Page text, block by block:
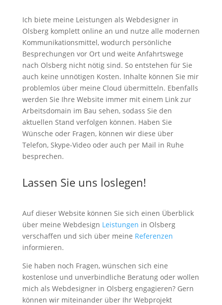
Ich biete meine Leistungen als Webdesigner in
Olsberg komplett online an und nutze alle modernen
Kommunikationsmittel, wodurch persönliche
Besprechungen vor Ort und weite Anfahrtswege
nach Olsberg nicht nötig sind. So entstehen für Sie
auch keine unnötigen Kosten. Inhalte können Sie mir
problemlos über meine Cloud übermitteln. Ebenfalls
werden Sie Ihre Website immer mit einem Link zur
Arbeitsdomain im Bau sehen, sodass Sie den
aktuellen Stand verfolgen können. Haben Sie
Wünsche oder Fragen, können wir diese über
Telefon, Skype-Video oder auch per Mail in Ruhe
besprechen.
Lassen Sie uns loslegen!
Auf dieser Website können Sie sich einen Überblick
über meine Webdesign Leistungen in Olsberg
verschaffen und sich über meine Referenzen
informieren.
Sie haben noch Fragen, wünschen sich eine
kostenlose und unverbindliche Beratung oder wollen
mich als Webdesigner in Olsberg engagieren? Gern
können wir miteinander über Ihr Webprojekt